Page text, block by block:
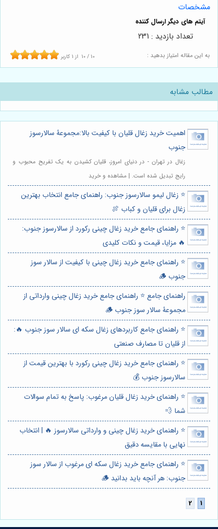
مشخصات
به این مقاله امتیاز بدهید : 10 / 10 از 1 کاربر
تعداد بازدید : 231
مطالب مشابه
اهمیت خرید زغال قلیان با کیفیت بالا:مجموعۀ سالارسوز
جنوب
زغال در تهران - در دنیای امروز، قلیان کشیدن به یک تفریح محبوب و
رایج تبدیل شده است. | مشاهده و خرید
⭐️ زغال لیمو سالارسوز جنوب: راهنمای جامع انتخاب بهترین
زغال برای قلیان و کباب 🍖
⭐️ راهنمای جامع خرید زغال چینی رکورد از سالارسوز جنوب:
🔥 مزایا، قیمت و نکات کلیدی
⭐️ راهنمای جامع خرید زغال چینی با کیفیت از سالار سوز
جنوب 🪵
راهنمای جامع ⭐️ راهنمای جامع خرید زغال چینی وارداتی از
مجموعۀ سالار سوز جنوب 🪵
⭐️ راهنمای جامع کاربردهای زغال سکه ای سالار سوز جنوب 🔥:
از قلیان تا مصارف صنعتی
⭐️ راهنمای جامع خرید زغال چینی رکورد با بهترین قیمت از
سالارسوز جنوب 💰
⭐️ راهنمای خرید زغال قلیان مرغوب: پاسخ به تمام سوالات
شما 💨
⭐️ راهنمای خرید زغال چینی و وارداتی سالارسوز 🔥 | انتخاب
نهایی با مقایسه دقیق
⭐️ راهنمای جامع خرید زغال سکه ای مرغوب از سالار سوز
جنوب: هر آنچه باید بدانید 🪵